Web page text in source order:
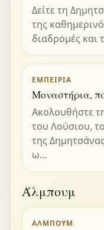
Δείτε τη
της
διαδρομές και
ΕΜΠΕΙΡΊΑ
Μοναστήρια,
Ακολουθήστε
του Λούσιου,
της
ω…
Άλμπουμ
ΆΛΜΠΟΥΜ